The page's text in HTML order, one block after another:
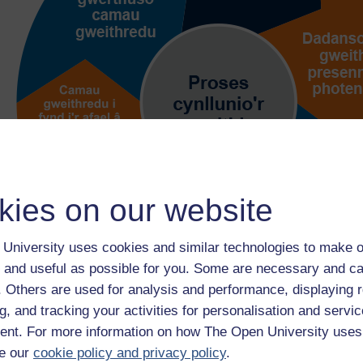
on our website
University uses cookies and similar technologies to make
useful as possible for you. Some are necessary and
Others are used for analysis and performance, displaying
and tracking your activities for personalisation and
For more information on how The Open University
our cookie policy and privacy policy.
Ffigwr 30: Proses cynllunio’r gweithlu CIPD
Ffigwr 30: Proses cynllunio’r gweithlu CIPD